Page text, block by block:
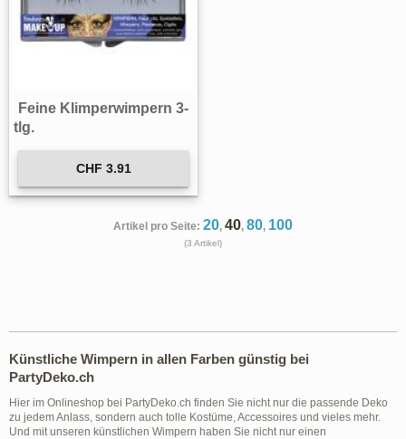
Feine Klimperwimpern 3-
tlg.
CHF 3.91
Artikel pro Seite: 20, 40, 80, 100
(3 Artikel)
Künstliche Wimpern in allen Farben günstig bei
PartyDeko.ch
Hier im Onlineshop bei PartyDeko.ch finden Sie nicht nur die passende Deko
zu jedem Anlass, sondern auch tolle Kostüme, Accessoires und vieles mehr.
Und mit unseren künstlichen Wimpern haben Sie nicht nur einen